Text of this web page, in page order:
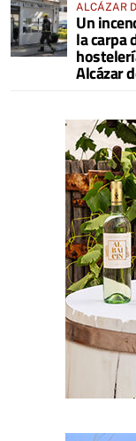
ALCÁZAR
Un
la carpa
Alcázar